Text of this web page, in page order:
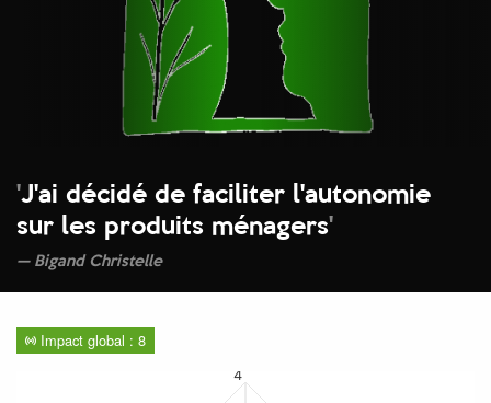
'J'ai décidé de faciliter l'autonomie
sur les produits ménagers'
Bigand Christelle
Impact global : 8
4